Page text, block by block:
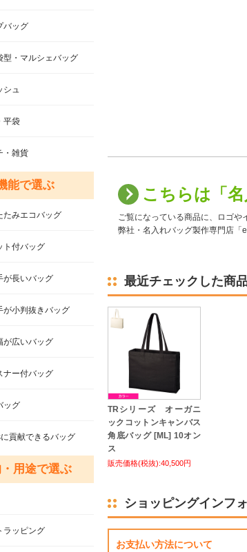
こちらは「名
ご覧になっている商品に、ロゴや
弊社・名入れバッグ製作専門店「
最近チェックした商
TRシリーズ オーガニ
ックコットンキャンバス
角底バッグ [ML] 10オン
ス
販売価格(税抜):40,500円
ショッピングインフ
お支払い方法について
バッグ
型・マルシェバッグ
シュ
平袋
・雑貨
能で選ぶ
たみエコバッグ
ト付バッグ
が長いバッグ
が小判抜きバッグ
が広いバッグ
ナー付バッグ
ッグ
貢献できるバッグ
・用途で選ぶ
ラッピング